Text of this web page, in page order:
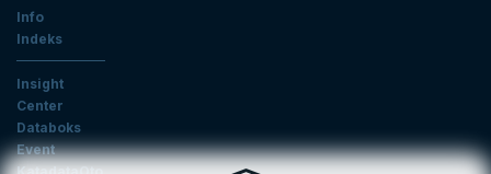
Info
Indeks
Insight
Center
Databoks
Event